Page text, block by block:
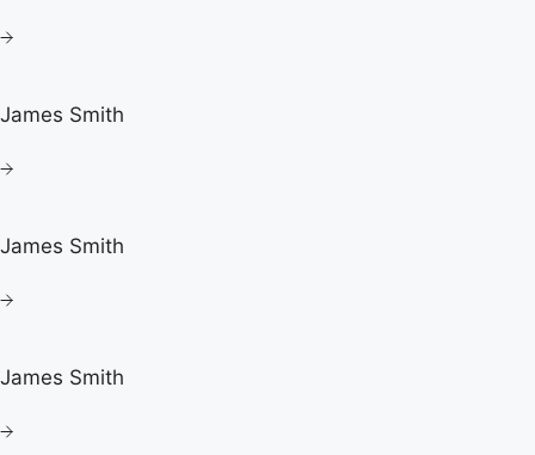
James Smith
James Smith
James Smith